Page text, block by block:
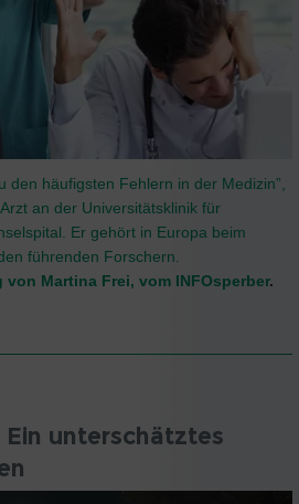
den häufigsten Fehlern in der Medizin”,
an der Universitätsklinik für
Er gehört in Europa beim
führenden Forschern.
von Martina Frei, vom INFOsperber.
unterschätztes